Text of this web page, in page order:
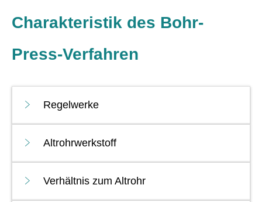
Charakteristik des Bohr-
Press-Verfahren
Regelwerke
Altrohrwerkstoff
Verhältnis zum Altrohr